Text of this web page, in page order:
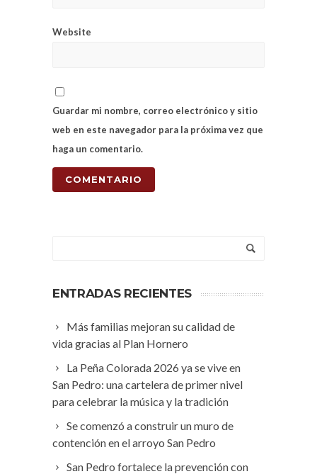
Website
Guardar mi nombre, correo electrónico y sitio
web en este navegador para la próxima vez que
haga un comentario.
ENTRADAS RECIENTES
Más familias mejoran su calidad de
vida gracias al Plan Hornero
La Peña Colorada 2026 ya se vive en
San Pedro: una cartelera de primer nivel
para celebrar la música y la tradición
Se comenzó a construir un muro de
contención en el arroyo San Pedro
San Pedro fortalece la prevención con